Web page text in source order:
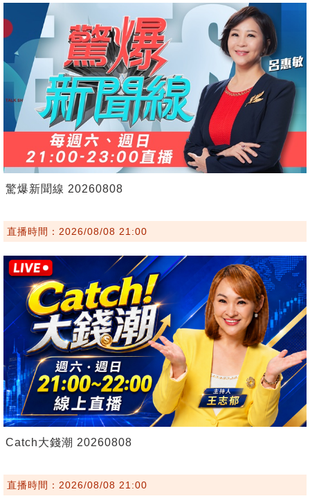
驚爆新聞線 20260808
直播時間：2026/08/08 21:00
Catch大錢潮 20260808
直播時間：2026/08/08 21:00